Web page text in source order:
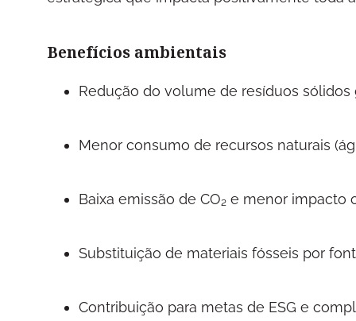
Benefícios ambientais
Redução do volume de resíduos
Menor consumo de recursos naturais
Baixa emissão de CO₂ e menor impacto
Substituição de materiais fósseis por
Contribuição para metas de ESG e